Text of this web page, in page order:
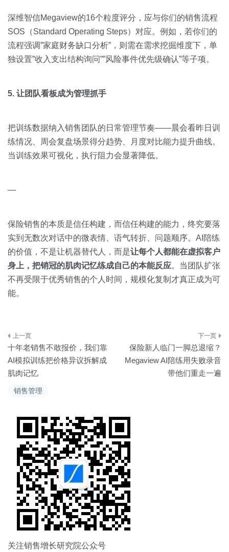
销售管理
深维智信Megaview的16个粒度评分，应与你们的销售流程
SOS（Standard Operating Steps）对应。例如，若你们的
流程强调”家庭财务缺口分析”，则需在需求挖掘维度下，单
独设置”收入支出结构询问””风险事件优先级确认”等子项。
5. 让团队看板成为管理抓手
把训练数据纳入销售团队的日常管理节奏——晨会看昨日训
练情况、周会复盘场景得分趋势、月度对比能力提升曲线。
当训练效果可视化，执行阻力会显著降低。
—
保险销售的本质是信任构建，而信任构建的能力，终究要落
实到无数次对话中的微表情、语气转折、问题顺序。AI陪练
的价值，不是让机器替代人，而是让每个人都能在虚拟客户
身上，把销冠的肌肉记忆练成自己的本能反应。当团队扩张
不再受限于优秀销售的个人时间，规模化复制才真正成为可
能。
文
章
导
十年老销售不敢报价，我们靠
AI模拟训练把价格异议拆解成
肌肉记忆
保险新人临门一脚总退缩？
Megaview AI陪练用失败录音
带他们重走一遍
关注销售增长研究院公众号